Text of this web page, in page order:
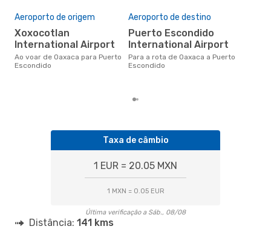
Aeroporto de origem
Xoxocotlan
International Airport
Ao voar de Oaxaca para Puerto
Escondido
Aeroporto de destino
Puerto Escondido
International Airport
Para a rota de Oaxaca a Puerto
Escondido
Taxa de câmbio
1 EUR = 20.05 MXN
1 MXN = 0.05 EUR
Última verificação a Sáb., 08/08
Distância: 141 kms